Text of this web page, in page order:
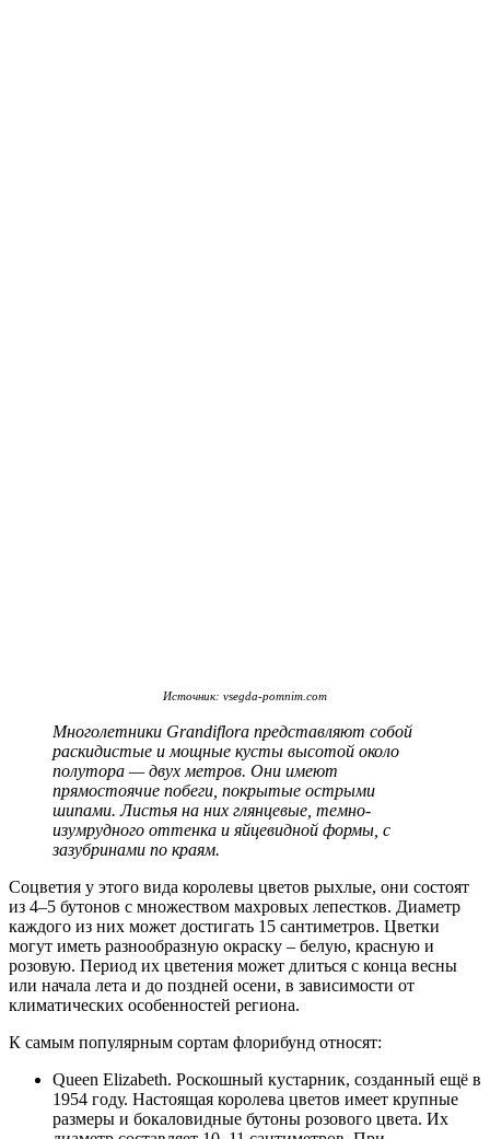
Источник: vsegda-pomnim.com
Многолетники Grandiflora представляют собой
раскидистые и мощные кусты высотой около
полутора — двух метров. Они имеют
прямостоячие побеги, покрытые острыми
шипами. Листья на них глянцевые, темно-
изумрудного оттенка и яйцевидной формы, с
зазубринами по краям.
Соцветия у этого вида королевы цветов рыхлые, они состоят
из 4–5 бутонов с множеством махровых лепестков. Диаметр
каждого из них может достигать 15 сантиметров. Цветки
могут иметь разнообразную окраску – белую, красную и
розовую. Период их цветения может длиться с конца весны
или начала лета и до поздней осени, в зависимости от
климатических особенностей региона.
К самым популярным сортам флорибунд относят:
Queen Elizabeth. Роскошный кустарник, созданный ещё в
1954 году. Настоящая королева цветов имеет крупные
размеры и бокаловидные бутоны розового цвета. Их